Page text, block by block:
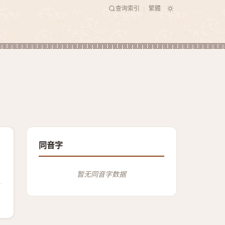
查询索引 繁體
同音字
暂无同音字数据